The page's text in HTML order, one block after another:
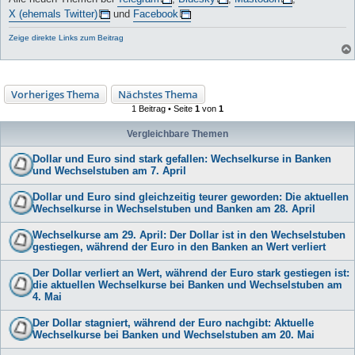
X (ehemals Twitter)
und Facebook
Zeige direkte Links zum Beitrag
Vorheriges Thema Nächstes Thema
1 Beitrag • Seite 1 von 1
Vergleichbare Themen
Dollar und Euro sind stark gefallen: Wechselkurse in Banken
und Wechselstuben am 7. April
Dollar und Euro sind gleichzeitig teurer geworden: Die aktuellen
Wechselkurse in Wechselstuben und Banken am 28. April
Wechselkurse am 29. April: Der Dollar ist in den Wechselstuben
gestiegen, während der Euro in den Banken an Wert verliert
Der Dollar verliert an Wert, während der Euro stark gestiegen ist:
die aktuellen Wechselkurse bei Banken und Wechselstuben am
4. Mai
Der Dollar stagniert, während der Euro nachgibt: Aktuelle
Wechselkurse bei Banken und Wechselstuben am 20. Mai